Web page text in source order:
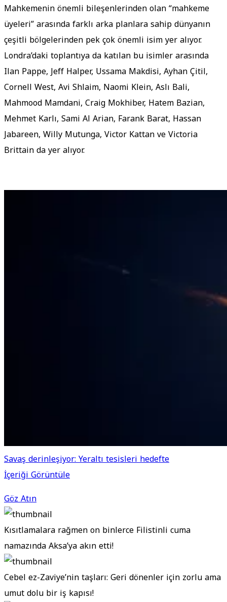
Mahkemenin önemli bileşenlerinden olan “mahkeme
üyeleri” arasında farklı arka planlara sahip dünyanın
çeşitli bölgelerinden pek çok önemli isim yer alıyor.
Londra’daki toplantıya da katılan bu isimler arasında
Ilan Pappe, Jeff Halper, Ussama Makdisi, Ayhan Çitil,
Cornell West, Avi Shlaim, Naomi Klein, Aslı Bali,
Mahmood Mamdani, Craig Mokhiber, Hatem Bazian,
Mehmet Karlı, Sami Al Arian, Farank Barat, Hassan
Jabareen, Willy Mutunga, Victor Kattan ve Victoria
Brittain da yer alıyor.
Savaş derinleşiyor: Yeraltı tesisleri hedefte
İçeriği Görüntüle
Göz Atın
Kısıtlamalara rağmen on binlerce Filistinli cuma
namazında Aksa’ya akın etti!
Cebel ez-Zaviye’nin taşları: Geri dönenler için zorlu ama
umut dolu bir iş kapısı!